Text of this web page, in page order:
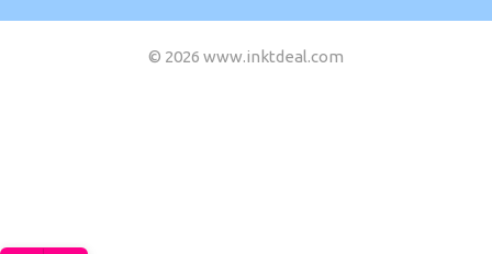
© 2026 www.inktdeal.com